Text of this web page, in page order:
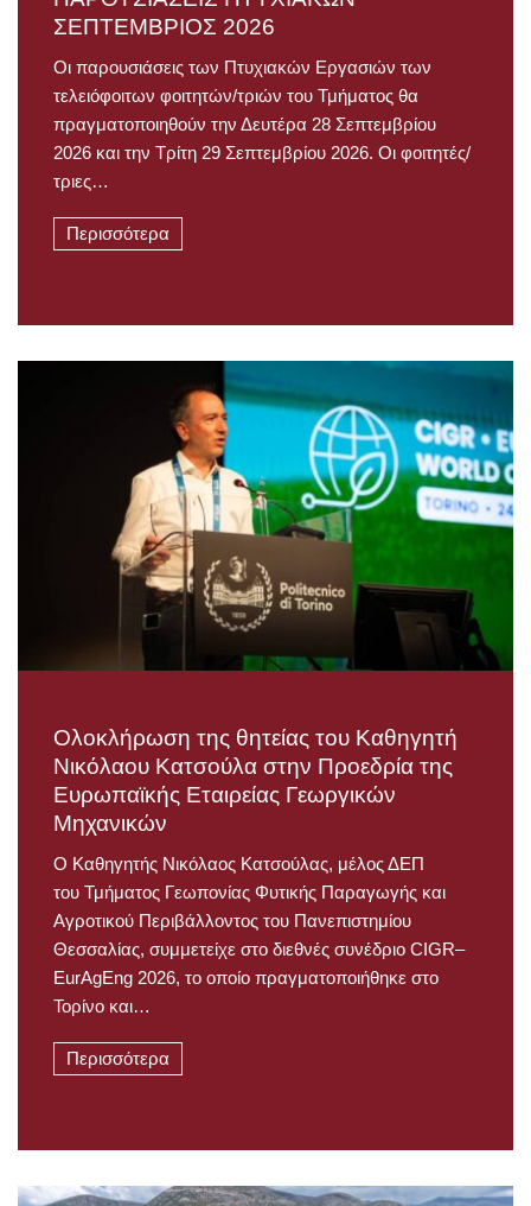
ΣΕΠΤΕΜΒΡΙΟΣ 2026
Οι παρουσιάσεις των Πτυχιακών Εργασιών των
τελειόφοιτων φοιτητών/τριών του Τμήματος θα
πραγματοποιηθούν την Δευτέρα 28 Σεπτεμβρίου
2026 και την Τρίτη 29 Σεπτεμβρίου 2026. Οι φοιτητές/
τριες…
Περισσότερα
Ολοκλήρωση της θητείας του Καθηγητή
Νικόλαου Κατσούλα στην Προεδρία της
Ευρωπαϊκής Εταιρείας Γεωργικών
Μηχανικών
Ο Καθηγητής Νικόλαος Κατσούλας, μέλος ΔΕΠ
του Τμήματος Γεωπονίας Φυτικής Παραγωγής και
Αγροτικού Περιβάλλοντος του Πανεπιστημίου
Θεσσαλίας, συμμετείχε στο διεθνές συνέδριο CIGR–
EurAgEng 2026, το οποίο πραγματοποιήθηκε στο
Τορίνο και…
Περισσότερα